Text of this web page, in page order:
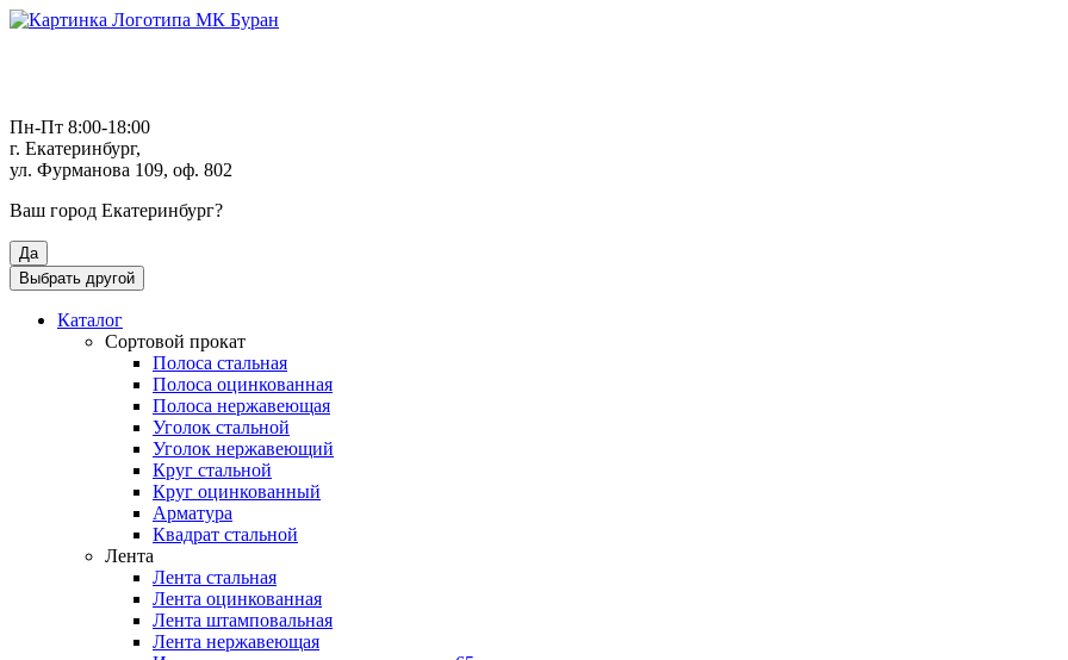
Пн-Пт 8:00-18:00
г. Екатеринбург,
ул. Фурманова 109, оф. 802
Ваш город Екатеринбург?
Да
Выбрать другой
Каталог
Сортовой прокат
Полоса стальная
Полоса оцинкованная
Полоса нержавеющая
Уголок стальной
Уголок нержавеющий
Круг стальной
Круг оцинкованный
Арматура
Квадрат стальной
Лента
Лента стальная
Лента оцинкованная
Лента штамповальная
Лента нержавеющая